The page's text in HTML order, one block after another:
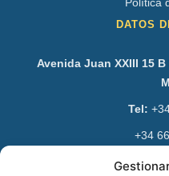
Política
DATOS
Avenida Juan XXIII 15
Tel:
+34